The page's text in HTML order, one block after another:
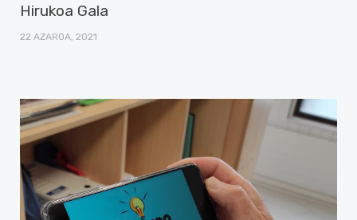
Hirukoa Gala
22 AZAROA, 2021